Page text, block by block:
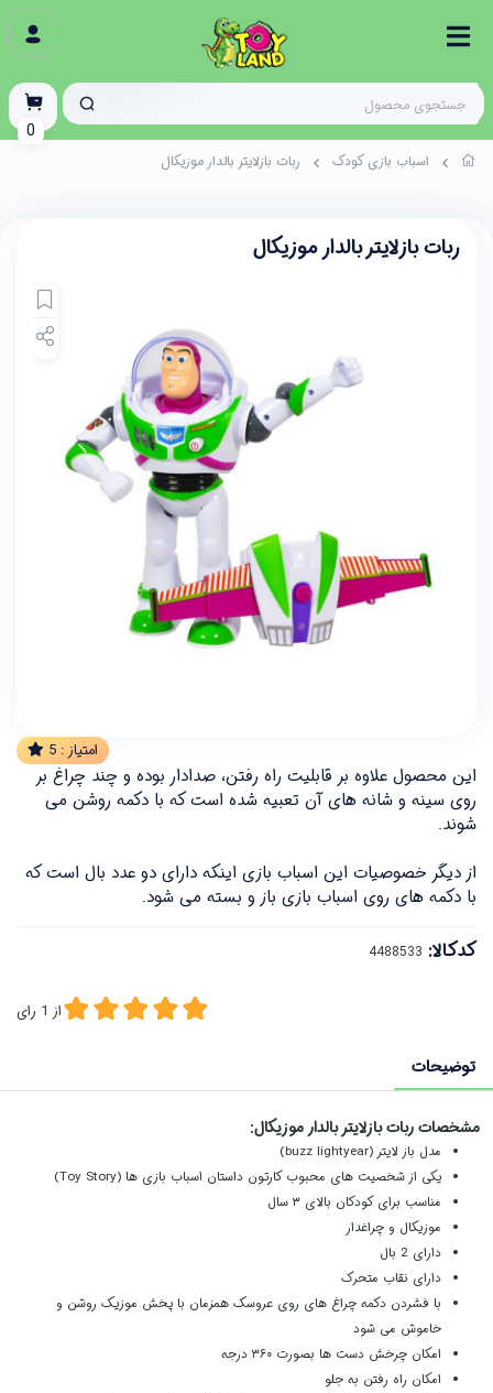
اسباب بازی کودک ربات بازلایتر بالدار موزیکال
ربات بازلایتر بالدار موزیکال
امتیاز : 5
این محصول علاوه بر قابلیت راه رفتن، صدادار بوده و چند چراغ بر
روی سینه و شانه های آن تعبیه شده است که با دکمه روشن می
شوند.
از دیگر خصوصیات این اسباب بازی اینکه دارای دو عدد بال است که
با دکمه های روی اسباب بازی باز و بسته می شود.
کدکالا:
از 1 رای
توضیحات
مشخصات ربات بازلایتر بالدار موزیکال:
مدل باز لایتر (buzz lightyear
)
یکی از شخصیت های محبوب کارتون داستان اسباب بازی ها (Toy Story
)
مناسب برای کودکان بالای ۳ سال
موزیکال و چراغدار
دارای 2 بال
دارای نقاب متحرک
با فشردن دکمه چراغ های روی عروسک همزمان با پخش موزیک روشن و
خاموش می شود
امکان چرخش دست ها بصورت ۳۶۰ درجه
امکان راه رفتن به جلو
0